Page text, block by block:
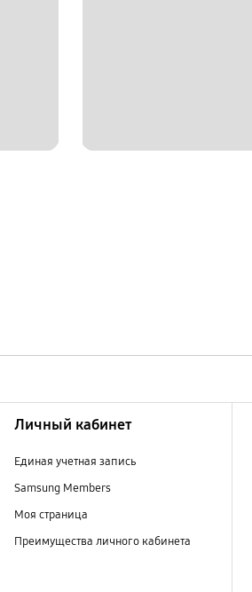
Личный кабинет
Единая учетная запись
Samsung Members
Моя страница
Преимущества личного кабинета